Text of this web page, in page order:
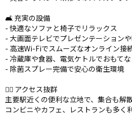
🛋️ 充実の設備
- 快適なソファと椅子でリラックス
- 大画面テレビでプレゼンテーション
- 高速Wi-Fiでスムーズなオンライン接
- 冷蔵庫や食器、電気ケトルでおもて
- 除菌スプレー完備で安心の衛生環境
🚶‍♂️ アクセス抜群
主要駅近くの便利な立地で、集合も解
コンビニやカフェ、レストランも多